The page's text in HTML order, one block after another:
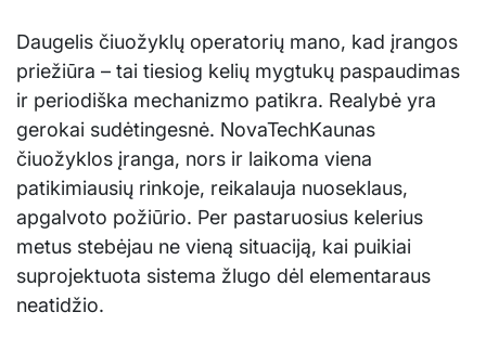
Daugelis čiuožyklų operatorių mano, kad įrangos
priežiūra – tai tiesiog kelių mygtukų paspaudimas
ir periodiška mechanizmo patikra. Realybė yra
gerokai sudėtingesnė. NovaTechKaunas
čiuožyklos įranga, nors ir laikoma viena
patikimiausių rinkoje, reikalauja nuoseklaus,
apgalvoto požiūrio. Per pastaruosius kelerius
metus stebėjau ne vieną situaciją, kai puikiai
suprojektuota sistema žlugo dėl elementaraus
neatidžio.